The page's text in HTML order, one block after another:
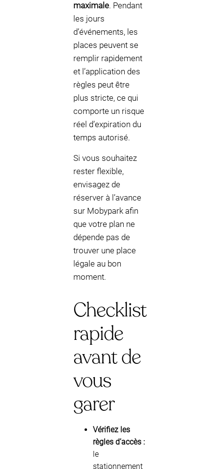
maximale. Pendant
les jours
d’événements, les
places peuvent se
remplir rapidement
et l’application des
règles peut être
plus stricte, ce qui
comporte un risque
réel d’expiration du
temps autorisé.
Si vous souhaitez
rester flexible,
envisagez de
réserver à l’avance
sur Mobypark afin
que votre plan ne
dépende pas de
trouver une place
légale au bon
moment.
Checklist
rapide
avant de
vous
garer
Vérifiez les
règles d’accès :
le
stationnement